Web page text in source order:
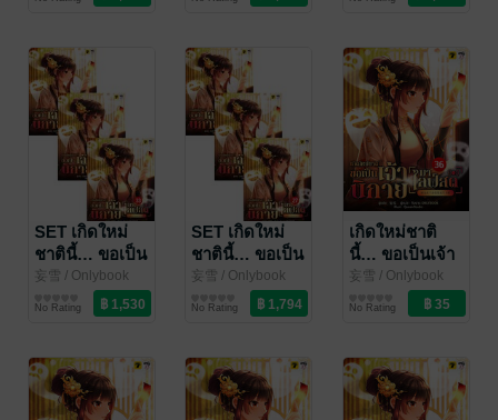
SET เกิดใหม่
ชาตินี้… ขอเป็น
เจ้านิกายมา
ไลฟ์สด เล่ม 31-
妄雪 / Onlybook
นิยายแฟนตาซี
No Rating
SET เกิดใหม่
ชาตินี้… ขอเป็น
เจ้านิกายมา
ไลฟ์สด เล่ม 25-
妄雪 / Onlybook
นิยายแฟนตาซี
No Rating
เกิดใหม่ชาติ
นี้… ขอเป็นเจ้า
นิกายมาไลฟ์สด
เล่ม 36 (จบ)
妄雪 / Onlybook
นิยายแฟนตาซี
No Rating